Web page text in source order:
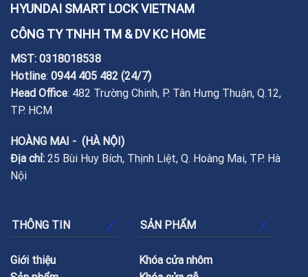
HYUNDAI SMART LOCK VIETNAM
CÔNG TY TNHH TM & DV KC HOME
MST: 0318018538
Hotline: 0944 405 482 (24/7)
Head Office: 482 Trường Chinh, P. Tân Hưng Thuận, Q.12,
TP. HCM
HOÀNG MAI - (HÀ NỘI)
Địa chỉ: 25 Bùi Huy Bích, Thịnh Liệt, Q. Hoàng Mai, TP. Hà
Nội
THÔNG TIN
Giới thiệu
SẢN PHẨM
Khóa cửa nhôm